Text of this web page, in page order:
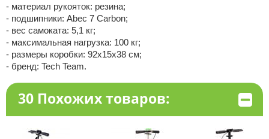
- материал рукояток: резина;
- подшипники: Abec 7 Carbon;
- вес самоката: 5,1 кг;
- максимальная нагрузка: 100 кг;
- размеры коробки: 92х15х38 см;
- бренд: Tech Team.
30 Похожих товаров: